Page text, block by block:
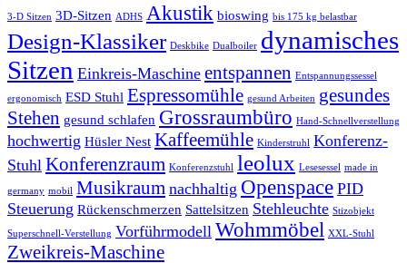
3-D Sitzen 3D-Sitzen ADHS Akustik bioswing bis 175 kg belastbar
Design-Klassiker Deskbike Dualboiler dynamisches
Sitzen Einkreis-Maschine entspannen Entspannungssessel
ergonomisch ESD Stuhl Espressomühle gesund Arbeiten gesundes
Stehen gesund schlafen Grossraumbüro Hand-Schnellverstellung
hochwertig Hüsler Nest Kaffeemühle Kinderstruhl Konferenz-
Stuhl Konferenzraum Konferenzstuhl leolux Lesesessel made in
germany mobil Musikraum nachhaltig Openspace PID
Steuerung Rückenschmerzen Sattelsitzen Stehleuchte Stizobjekt
Superschnell-Verstellung Vorführmodell Wohmmöbel XXL-Stuhl
Zweikreis-Maschine